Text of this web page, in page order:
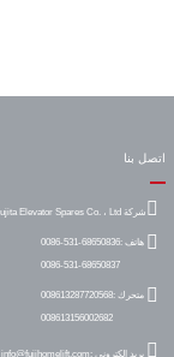
اتصل بنا
شركة Fujita Elevator Spares Co. ، Ltd
هاتف :0086-531-68650836
0086-531-68650837
متحرك :008613287720568
008613156002682
بريد إلكتروني :info@fujihomelift.com